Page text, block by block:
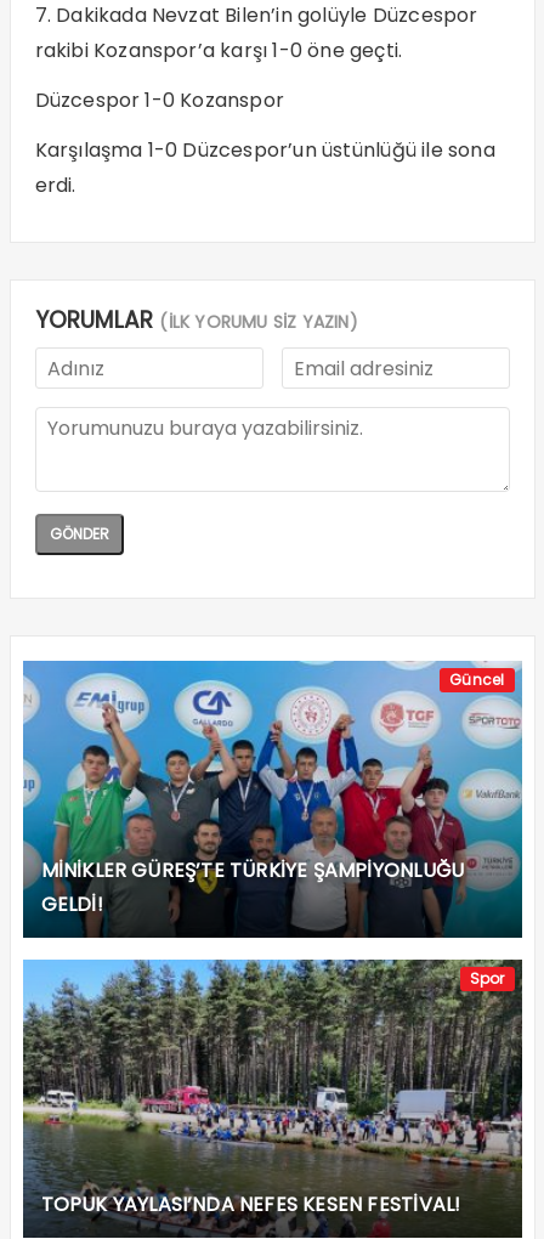
7. Dakikada Nevzat Bilen’in golüyle Düzcespor
rakibi Kozanspor’a karşı 1-0 öne geçti.
Düzcespor 1-0 Kozanspor
Karşılaşma 1-0 Düzcespor’un üstünlüğü ile sona
erdi.
YORUMLAR (İLK YORUMU SİZ YAZIN)
Güncel
MİNİKLER GÜREŞ’TE TÜRKİYE ŞAMPİYONLUĞU
GELDİ!
Spor
TOPUK YAYLASI’NDA NEFES KESEN FESTİVAL!